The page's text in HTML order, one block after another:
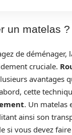
un matelas ?
de déménager,
cruciale.
avantages
cette
. Un matelas
ainsi son
si vous devez faire